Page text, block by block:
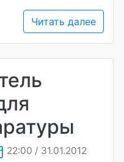
Читать далее
22:00 / 31.01.2012